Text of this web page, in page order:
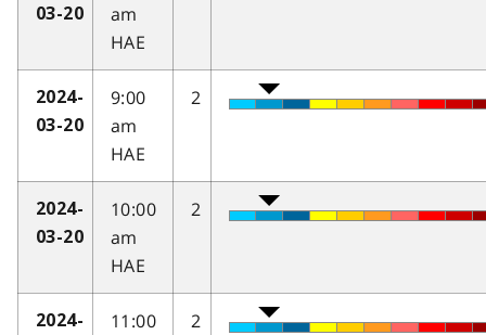
03-20
am
HAE
2024-
03-20
9:00
am
HAE
2
2024-
03-20
10:00
am
HAE
2
2024-
11:00
2